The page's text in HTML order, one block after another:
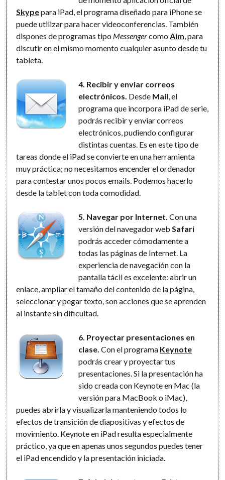
Skypepara iPad, el programa diseñado para iPhone se
puede utilizar para hacer videoconferencias. También
dispones de programas tipo MessengercomoAim, para
discutir en el mismo momento cualquier asunto desde tu
tableta.
4. Recibir y enviar correos
electrónicos. Desde Mail, el
programa que incorpora iPad de serie,
podrás recibir y enviar correos
electrónicos, pudiendo configurar
distintas cuentas. Es en este tipo de
tareas donde el iPad se convierte en una herramienta
muy práctica; no necesitamos encender el ordenador
para contestar unos pocos emails. Podemos hacerlo
desde la tablet con toda comodidad.
5. Navegar por Internet. Con una
versión del navegador webSafari
podrás acceder cómodamente a
todas las páginas de Internet. La
experiencia de navegación con la
pantalla tácil es excelente: abrir un
enlace, ampliar el tamaño del contenido de la página,
seleccionar y pegar texto, son acciones que se aprenden
al instante sin dificultad.
6. Proyectar presentaciones en
clase. Con el programa Keynote
podrás crear y proyectar tus
presentaciones. Si la presentación ha
sido creada con Keynote en Mac (la
versión para MacBook o iMac),
puedes abrirla y visualizarla manteniendo todos lo
efectos de transición de diapositivas y efectos de
movimiento. Keynote en iPad resulta especialmente
práctico, ya que en apenas unos segundos puedes tener
el iPad encendido y la presentación iniciada.